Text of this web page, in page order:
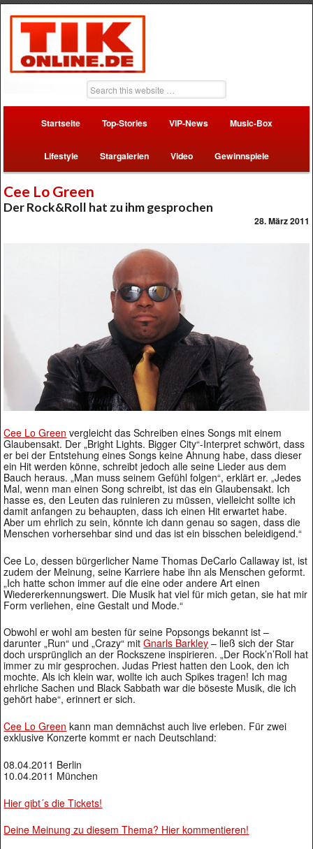
Startseite Top-Stories VIP-News Music-Box
Lifestyle Stargalerien Video Gewinnspiele
Cee Lo Green
Der Rock&Roll hat zu ihm gesprochen
28. März 2011
Cee Lo Green vergleicht das Schreiben eines Songs mit einem
Glaubensakt. Der „Bright Lights. Bigger City“-Interpret schwört, dass
er bei der Entstehung eines Songs keine Ahnung habe, dass dieser
ein Hit werden könne, schreibt jedoch alle seine Lieder aus dem
Bauch heraus. „Man muss seinem Gefühl folgen“, erklärt er. „Jedes
Mal, wenn man einen Song schreibt, ist das ein Glaubensakt. Ich
hasse es, den Leuten das ruinieren zu müssen, vielleicht sollte ich
damit anfangen zu behaupten, dass ich einen Hit erwartet habe.
Aber um ehrlich zu sein, könnte ich dann genau so sagen, dass die
Menschen vorhersehbar sind und das ist ein bisschen beleidigend.“
Cee Lo, dessen bürgerlicher Name Thomas DeCarlo Callaway ist, ist
zudem der Meinung, seine Karriere habe ihn als Menschen geformt.
„Ich hatte schon immer auf die eine oder andere Art einen
Wiedererkennungswert. Die Musik hat viel für mich getan, sie hat mir
Form verliehen, eine Gestalt und Mode.“
Obwohl er wohl am besten für seine Popsongs bekannt ist –
darunter „Run“ und „Crazy“ mitGnarls Barkley – ließ sich der Star
doch ursprünglich an der Rockszene inspirieren. „Der Rock’n’Roll hat
immer zu mir gesprochen. Judas Priest hatten den Look, den ich
mochte. Als ich klein war, wollte ich auch Spikes tragen! Ich mag
ehrliche Sachen und Black Sabbath war die böseste Musik, die ich
gehört habe“, erinnert er sich.
Cee Lo Green kann man demnächst auch live erleben. Für zwei
exklusive Konzerte kommt er nach Deutschland:
08.04.2011 Berlin
10.04.2011 München
Hier gibt´s die Tickets!
Deine Meinung zu diesem Thema? Hier kommentieren!